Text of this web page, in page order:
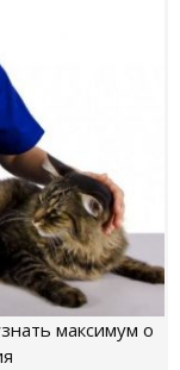
максимум о